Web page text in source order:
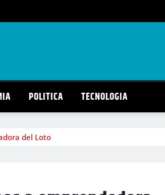
POLITICA TECNOLOGIA
del Loto